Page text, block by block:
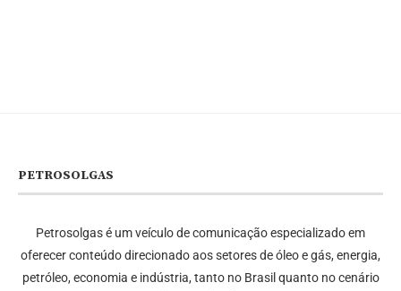
PETROSOLGAS
Petrosolgas é um veículo de comunicação especializado em
oferecer conteúdo direcionado aos setores de óleo e gás, energia,
petróleo, economia e indústria, tanto no Brasil quanto no cenário